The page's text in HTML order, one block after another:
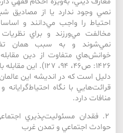
نصي وجود ندارد يا از مصاديق
احتياط را واجب مي‌‌دانند و
مخالفت مي‌‌ورزند و براي
نمي‌‌شوند و به سبب همان
خوانش‌‌هاي متفاوت از دين مقابله
۱۴۲۶: ص۴۶، ۹۴، ۱۲۷).
دليل است كه در انديشه‌‌ اين
قرائت‌‌هايي با نگاه
منافات دارد.
۲. فقدان مسئوليت‌پذيري
حوادث اجتماعي و تمدن غرب